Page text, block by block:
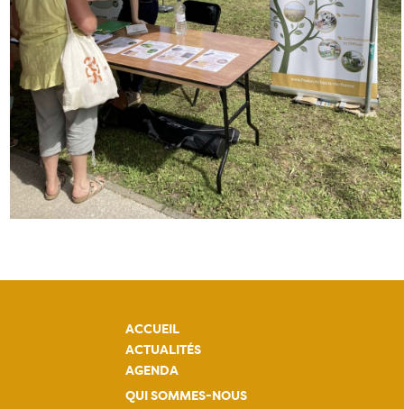
ACCUEIL
ACTUALITÉS
AGENDA
QUI SOMMES-NOUS